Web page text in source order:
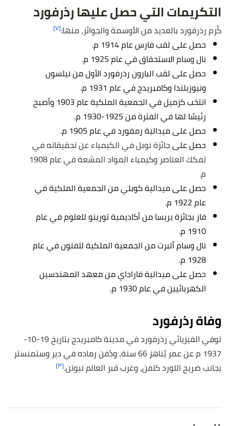
التكريمات التي حصل عليها رذرفورد
كُرم رذرفورد بالعديد من الأوسمة والجوائز، منها:[٧]
حصل على لقب فارس عام 1914 م.
نال وسام الاستحقاق في عام 1925 م.
حصل على لقب البارون رذرفورد الأول من نيلسون
ونيوزيلندا وكامبريدج في عام 1931 م.
انتخب كزميل في الجمعية الملكية عام 1903 وأصبح
رئيسًا لها في الفترة من 1925-1930 م.
حصل على ميدالية رمفورد في عام 1905 م.
حصل علىجائزة نوبل في الكيمياء عن تحقيقاته في
تفكك العناصر وكيمياء المواد المشعة في عام 1908
م.
حصل على ميدالية كوبلي من الجمعية الملكية في
عام 1922 م.
فاز بجائزة بريسا من أكاديمية تورينو للعلوم في عام
1910 م.
نال وسام ألبرت من الجمعية الملكية للفنون في عام
1928 م.
حصل على ميدالية فاراداي من معهد المهندسين
الكهربائيين في عام 1930 م.
وفاة رذرفورد
توفي الفيزيائي رذرفورد في مدينة كامبريدج بتاريخ 19-10-
1937 م عن عمر يُناهز 66 سنة، ودُفن رماده في دير وستمنستر
بجانب ضريح اللورد كلفن، وغرب قبر العالم نيوتن.[٣]